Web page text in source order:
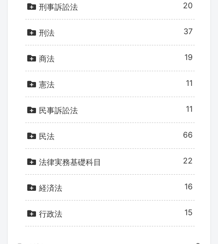
刑事訴訟法 20
刑法 37
商法 19
憲法 11
民事訴訟法 11
民法 66
法律実務基礎科目 22
経済法 16
行政法 15